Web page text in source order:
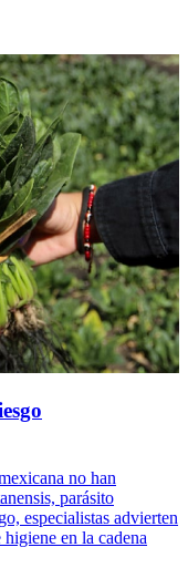
no han
parásito
especialistas advierten
en la cadena